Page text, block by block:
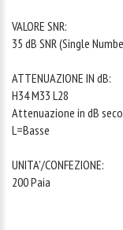
VALORE SNR:
35 dB SNR (Single
ATTENUAZIONE IN dB:
H34 M33 L28
Attenuazione in dB
L=Basse
UNITA'/CONFEZIONE:
200 Paia